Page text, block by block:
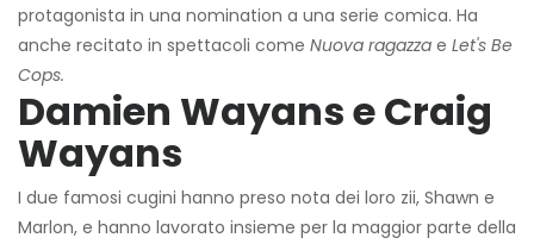
protagonista in una nomination a una serie comica. Ha
anche recitato in spettacoli come Nuova ragazza e Let's Be
Cops.
Damien Wayans e Craig
Wayans
I due famosi cugini hanno preso nota dei loro zii, Shawn e
Marlon, e hanno lavorato insieme per la maggior parte della